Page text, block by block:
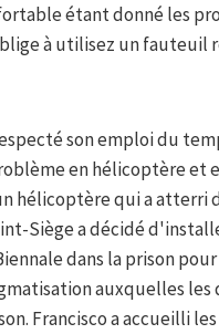
étant donné les
à utilisez un fauteuil
son emploi du
en hélicoptère et
hélicoptère qui a atterri
Siège a décidé
dans la prison
auxquelles les
Francisco a accueilli